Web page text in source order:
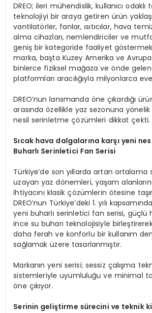
DREO; ileri mühendislik, kullanıcı odaklı
teknolojiyi bir araya getiren ürün
vantilatörler, fanlar, ısıtıcılar, hava
alma cihazları, nemlendiriciler ve
geniş bir kategoride faaliyet
marka, başta Kuzey Amerika ve
binlerce fiziksel mağaza ve önde
platformları aracılığıyla milyonlarca
DREO’nun lansmanda öne çıkardığı
arasında özellikle yaz sezonuna
nesil serinletme çözümleri dikkat çekti.
Sıcak hava dalgalarına karşı yeni
Buharlı Serinletici Fan Serisi
Türkiye’de son yıllarda artan ortalama
uzayan yaz dönemleri, yaşam
ihtiyacını klasik çözümlerin ötesine
DREO’nun Türkiye’deki 1. yılı
yeni buharlı serinletici fan serisi, güçlü
ince su buharı teknolojisiyle
daha ferah ve konforlu bir kullanım
sağlamak üzere tasarlanmıştır.
Markanın yeni serisi; sessiz çalışma
sistemleriyle uyumluluğu ve minimal
öne çıkıyor.
Serinin geliştirme sürecini ve teknik